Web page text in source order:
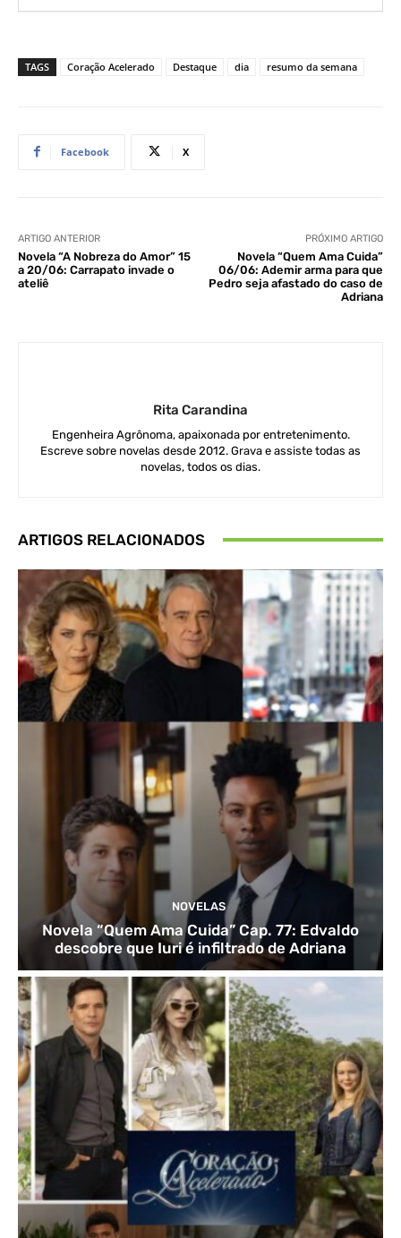
TAGS Coração Acelerado Destaque dia resumo da semana
Facebook X
ARTIGO ANTERIOR
Novela “A Nobreza do Amor” 15
a 20/06: Carrapato invade o
ateliê
PRÓXIMO ARTIGO
Novela “Quem Ama Cuida”
06/06: Ademir arma para que
Pedro seja afastado do caso de
Adriana
Rita Carandina
Engenheira Agrônoma, apaixonada por entretenimento.
Escreve sobre novelas desde 2012. Grava e assiste todas as
novelas, todos os dias.
ARTIGOS RELACIONADOS
NOVELAS
Novela “Quem Ama Cuida” Cap. 77: Edvaldo
descobre que Iuri é infiltrado de Adriana